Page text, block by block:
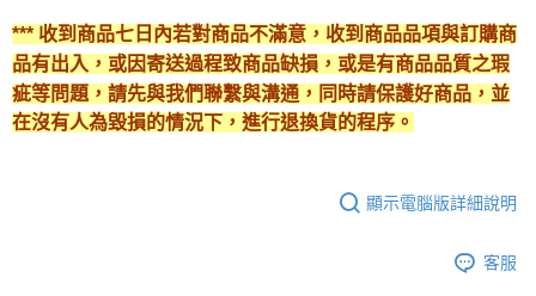
*** 收到商品七日內若對商品不滿意，收到商品品項與訂購商
品有出入，或因寄送過程致商品缺損，或是有商品品質之瑕
疵等問題，請先與我們聯繫與溝通，同時請保護好商品，並
在沒有人為毀損的情況下，進行退換貨的程序。
顯示電腦版詳細說明
客服